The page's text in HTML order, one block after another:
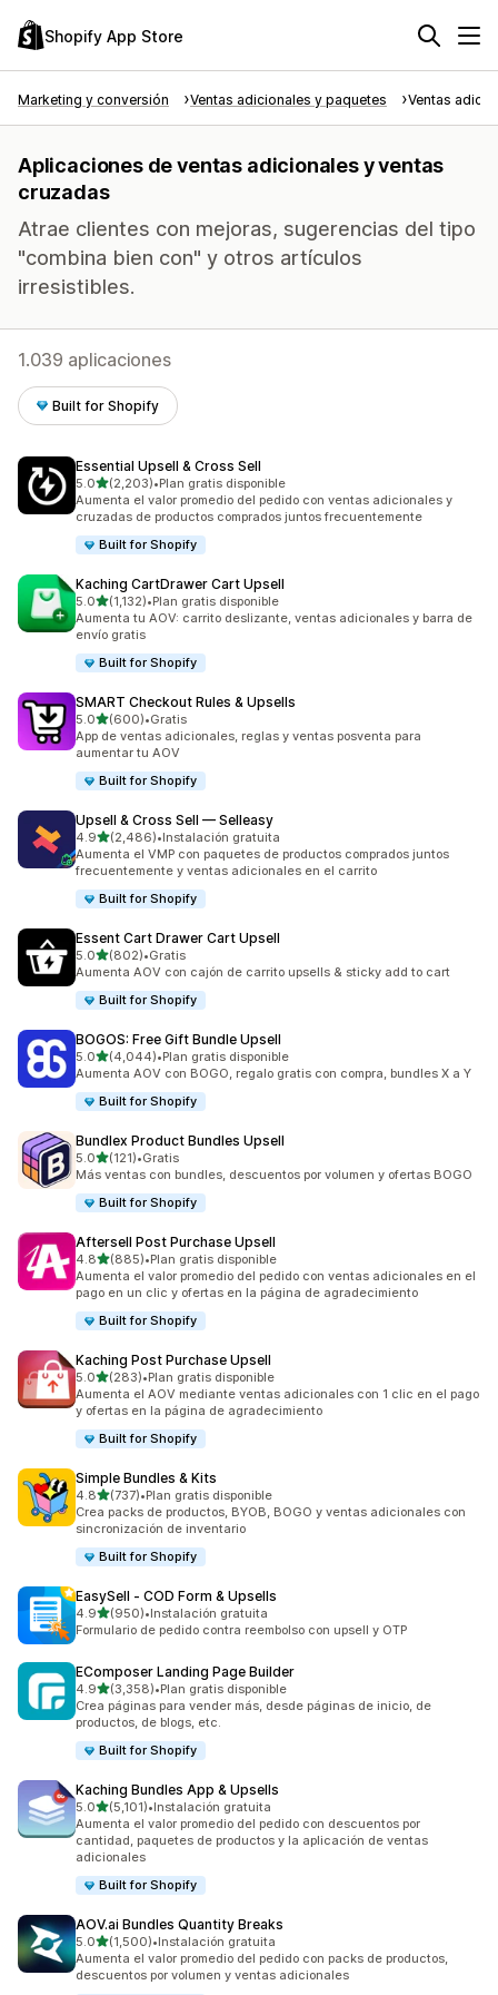
Shopify App Store
Marketing y conversión Ventas adicionales y paquetes Ventas
Aplicaciones de ventas adicionales y ventas
cruzadas
Atrae clientes con mejoras, sugerencias del tipo
"combina bien con" y otros artículos
irresistibles.
1.039 aplicaciones
Built for Shopify
Essential Upsell & Cross Sell
5.0de 5 estrellas
(2,203)
2203 reseñas en total
•Plan gratis disponible
Aumenta el valor promedio del pedido con ventas adicionales y
cruzadas de productos comprados juntos frecuentemente
Built for Shopify
Kaching CartDrawer Cart Upsell
5.0de 5 estrellas
(1,132)
1132 reseñas en total
•Plan gratis disponible
Aumenta tu AOV: carrito deslizante, ventas adicionales y barra de
envío gratis
Built for Shopify
SMART Checkout Rules & Upsells
5.0de 5 estrellas
(600)
600 reseñas en total
•Gratis
App de ventas adicionales, reglas y ventas posventa para
aumentar tu AOV
Built for Shopify
Upsell & Cross Sell — Selleasy
4.9de 5 estrellas
(2,486)
2486 reseñas en total
•Instalación gratuita
Aumenta el VMP con paquetes de productos comprados juntos
frecuentemente y ventas adicionales en el carrito
Built for Shopify
Essent Cart Drawer Cart Upsell
5.0de 5 estrellas
(802)
802 reseñas en total
•Gratis
Aumenta AOV con cajón de carrito upsells & sticky add to cart
Built for Shopify
BOGOS: Free Gift Bundle Upsell
5.0de 5 estrellas
(4,044)
4044 reseñas en total
•Plan gratis disponible
Aumenta AOV con BOGO, regalo gratis con compra, bundles X a Y
Built for Shopify
Bundlex Product Bundles Upsell
5.0de 5 estrellas
(121)
121 reseñas en total
•Gratis
Más ventas con bundles, descuentos por volumen y ofertas BOGO
Built for Shopify
Aftersell Post Purchase Upsell
4.8de 5 estrellas
(885)
885 reseñas en total
•Plan gratis disponible
Aumenta el valor promedio del pedido con ventas adicionales en el
pago en un clic y ofertas en la página de agradecimiento
Built for Shopify
Kaching Post Purchase Upsell
5.0de 5 estrellas
(283)
283 reseñas en total
•Plan gratis disponible
Aumenta el AOV mediante ventas adicionales con 1 clic en el pago
y ofertas en la página de agradecimiento
Built for Shopify
Simple Bundles & Kits
4.8de 5 estrellas
(737)
737 reseñas en total
•Plan gratis disponible
Crea packs de productos, BYOB, BOGO y ventas adicionales con
sincronización de inventario
Built for Shopify
EasySell ‑ COD Form & Upsells
4.9de 5 estrellas
(950)
950 reseñas en total
•Instalación gratuita
Formulario de pedido contra reembolso con upsell y OTP
EComposer Landing Page Builder
4.9de 5 estrellas
(3,358)
3358 reseñas en total
•Plan gratis disponible
Crea páginas para vender más, desde páginas de inicio, de
productos, de blogs, etc.
Built for Shopify
Kaching Bundles App & Upsells
5.0de 5 estrellas
(5,101)
5101 reseñas en total
•Instalación gratuita
Aumenta el valor promedio del pedido con descuentos por
cantidad, paquetes de productos y la aplicación de ventas
adicionales
Built for Shopify
AOV.ai Bundles Quantity Breaks
5.0de 5 estrellas
(1,500)
1500 reseñas en total
•Instalación gratuita
Aumenta el valor promedio del pedido con packs de productos,
descuentos por volumen y ventas adicionales